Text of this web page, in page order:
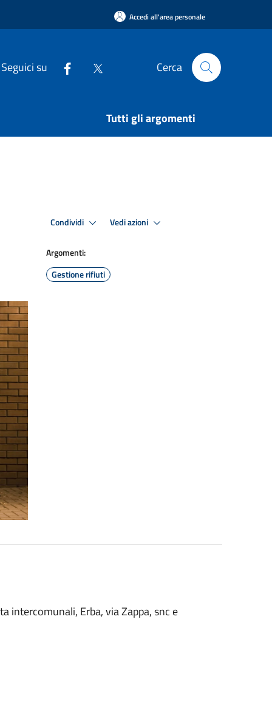
Accedi all'area personale
Seguici su Cerca
Tutti gli argomenti
Condividi Vedi azioni
Argomenti:
Gestione rifiuti
intercomunali, Erba, via Zappa, snc e